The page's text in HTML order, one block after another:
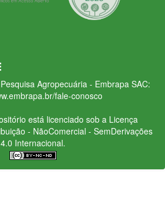
Agropecuária - Embrapa SAC:
fale-conosco
está licenciado sob a Licença
- NãoComercial - SemDerivações
4.0 Internacional.